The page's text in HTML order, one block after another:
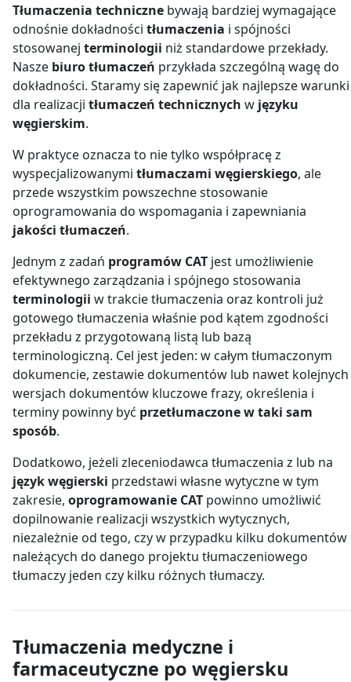
Tłumaczenia techniczne bywają bardziej wymagające
odnośnie dokładności tłumaczenia i spójności
stosowanej terminologii niż standardowe przekłady.
Nasze biuro tłumaczeń przykłada szczególną wagę do
dokładności. Staramy się zapewnić jak najlepsze warunki
dla realizacji tłumaczeń technicznych w języku
węgierskim.
W praktyce oznacza to nie tylko współpracę z
wyspecjalizowanymi tłumaczami węgierskiego, ale
przede wszystkim powszechne stosowanie
oprogramowania do wspomagania i zapewniania
jakości tłumaczeń.
Jednym z zadań programów CAT jest umożliwienie
efektywnego zarządzania i spójnego stosowania
terminologii w trakcie tłumaczenia oraz kontroli już
gotowego tłumaczenia właśnie pod kątem zgodności
przekładu z przygotowaną listą lub bazą
terminologiczną. Cel jest jeden: w całym tłumaczonym
dokumencie, zestawie dokumentów lub nawet kolejnych
wersjach dokumentów kluczowe frazy, określenia i
terminy powinny być przetłumaczone w taki sam
sposób.
Dodatkowo, jeżeli zleceniodawca tłumaczenia z lub na
język węgierski przedstawi własne wytyczne w tym
zakresie, oprogramowanie CAT powinno umożliwić
dopilnowanie realizacji wszystkich wytycznych,
niezależnie od tego, czy w przypadku kilku dokumentów
należących do danego projektu tłumaczeniowego
tłumaczy jeden czy kilku różnych tłumaczy.
Tłumaczenia medyczne i
farmaceutyczne po węgiersku